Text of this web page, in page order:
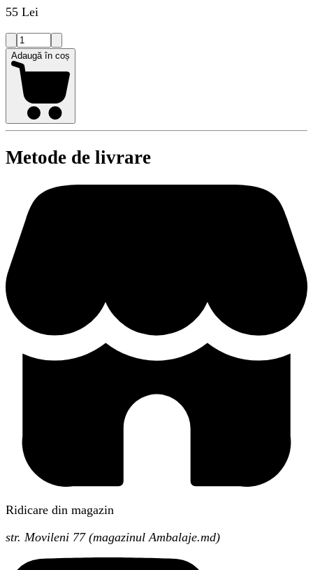
55 Lei
Adaugă în coș
Metode de livrare
Ridicare din magazin
str. Movileni 77 (magazinul Ambalaje.md)